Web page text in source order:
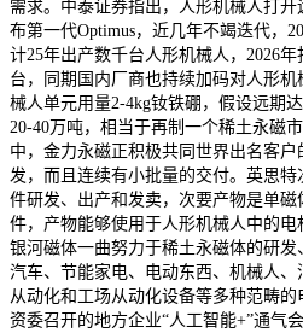
需求。中泰证券指出，人形机械人打开
布第一代Optimus，近几年不竭迭代，
计25年出产数千台人形机械人，2026
台，同期国内厂商也持续加码对人形
械人单元用量2-4kg钕铁硼，假设远期
20-40万吨，相当于再制一个稀土永磁
中，金力永磁正积极共同世界出名客
发，而且连续有小批量的交付。英思
件研发、出产和发卖，次要产物是单
件，产物能够使用于人形机械人中的电
银河磁体一曲努力于稀土永磁体的研
汽车、节能家电、电动东西、机械人
从动化和工场从动化设备等多种范畴
资委召开的地方企业“人工智能+”通气